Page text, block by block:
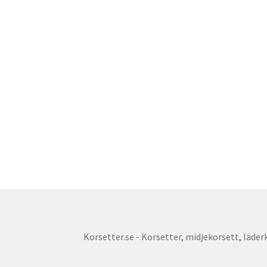
Korsetter.se - Korsetter, midjekorsett,